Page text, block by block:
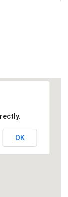
OK